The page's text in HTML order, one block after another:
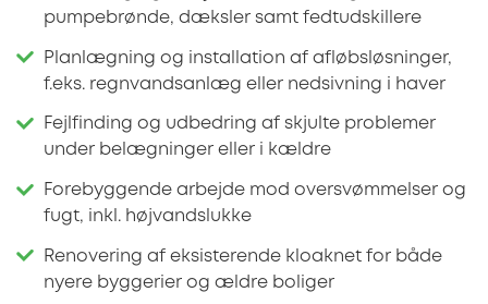
pumpebrønde, dæksler samt fedtudskillere
Planlægning og installation af afløbsløsninger,
f.eks. regnvandsanlæg eller nedsivning i haver
Fejlfinding og udbedring af skjulte problemer
under belægninger eller i kældre
Forebyggende arbejde mod oversvømmelser og
fugt, inkl. højvandslukke
Renovering af eksisterende kloaknet for både
nyere byggerier og ældre boliger